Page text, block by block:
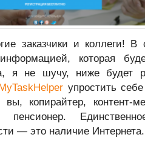
заказчики и коллеги! В
которая
я не шучу, ниже будет
упростить
копирайтер, контент-
пенсионер.
— это наличие